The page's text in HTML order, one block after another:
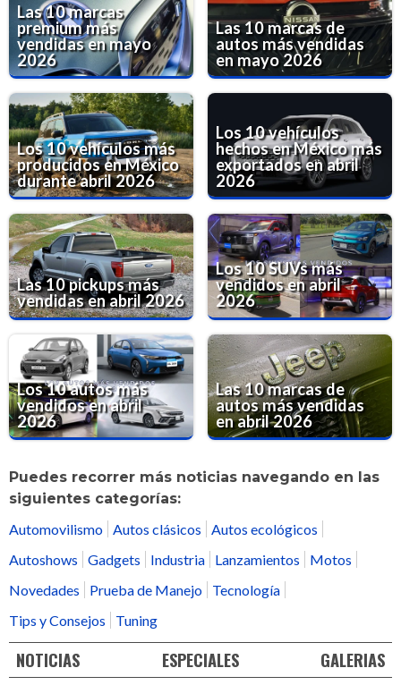
Las 10 marcas
premium más
vendidas en mayo
2026
Las 10 marcas de
autos más vendidas
en mayo 2026
Los 10 vehículos más
producidos en México
durante abril 2026
Los 10 vehículos
hechos en México más
exportados en abril
2026
Las 10 pickups más
vendidas en abril 2026
Los 10 SUVs más
vendidos en abril
2026
Los 10 autos más
vendidos en abril
2026
Las 10 marcas de
autos más vendidas
en abril 2026
Puedes recorrer más noticias navegando en las
siguientes categorías:
Automovilismo
Autos clásicos
Autos ecológicos
Autoshows
Gadgets Industria Lanzamientos
Motos
Novedades
Prueba de Manejo
Tecnología
Tips y Consejos
Tuning
NOTICIAS ESPECIALES GALERIAS